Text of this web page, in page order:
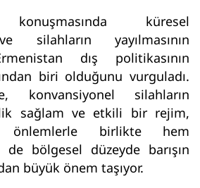
konuşmasında küresel
silahların yayılmasının
dış politikasının
biri olduğunu vurguladı.
konvansiyonel silahların
sağlam ve etkili bir rejim,
önlemlerle birlikte hem
de bölgesel düzeyde barışın
büyük önem taşıyor.